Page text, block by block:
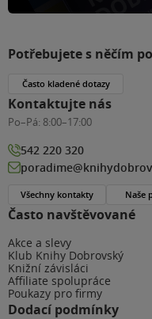
Často navštěvované
Akce a slevy
Klub Knihy Dobrovský
Knižní závisláci
Affiliate spolupráce
Poukazy pro firmy
Dodací podmínky
Potřebujete s něčím
Často kladené dotazy
Kontaktujte nás
Po–Pá: 8:00–17:00
542 220 320
Všechny kontakty Naše